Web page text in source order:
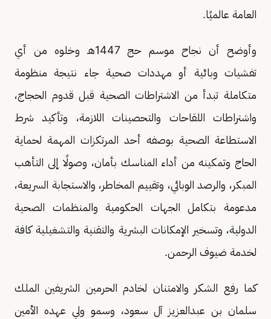
العامة عالميًا.
وأوضح أن نجاح موسم حج 1447هـ وخلوه من أي
تفشيات وبائية أو مهددات صحية جاء نتيجة منظومة
متكاملة تبدأ من الاشتراطات الصحية قبل قدوم الحجاج،
واشتراطات اللقاحات والتحصينات اللازمة، وتأكيد شرط
الاستطاعة الصحية بوصفه أحد المرتكزات المهمة لحماية
الحاج وتمكينه من أداء المناسك بأمان، وصولًا إلى التأهب
المبكر، والرصد الوبائي، وتقييم المخاطر، والاستجابة السريعة،
مدعومة بتكامل الجهات الحكومية والمنظمات الصحية
الدولية، وتسخير الإمكانات البشرية والتقنية والتشغيلية كافة
لخدمة ضيوف الرحمن.
كما رفع الشكر والامتنان لخادم الحرمين الشريفين الملك
سلمان بن عبدالعزيز آل سعود، وسمو ولي عهده الأمين